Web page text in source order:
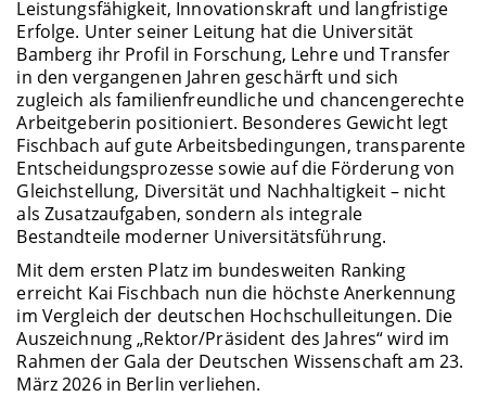
Leistungsfähigkeit, Innovationskraft und langfristige
Erfolge. Unter seiner Leitung hat die Universität
Bamberg ihr Profil in Forschung, Lehre und Transfer
in den vergangenen Jahren geschärft und sich
zugleich als familienfreundliche und chancengerechte
Arbeitgeberin positioniert. Besonderes Gewicht legt
Fischbach auf gute Arbeitsbedingungen, transparente
Entscheidungsprozesse sowie auf die Förderung von
Gleichstellung, Diversität und Nachhaltigkeit – nicht
als Zusatzaufgaben, sondern als integrale
Bestandteile moderner Universitätsführung.
Mit dem ersten Platz im bundesweiten Ranking
erreicht Kai Fischbach nun die höchste Anerkennung
im Vergleich der deutschen Hochschulleitungen. Die
Auszeichnung „Rektor/Präsident des Jahres“ wird im
Rahmen der Gala der Deutschen Wissenschaft am 23.
März 2026 in Berlin verliehen.